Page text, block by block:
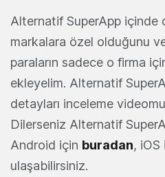
Alternatif SuperApp içinde
markalara özel olduğunu
paraların sadece o firma
ekleyelim. Alternatif
detayları inceleme
Dilerseniz Alternatif
Android için buradan, iOS
ulaşabilirsiniz.